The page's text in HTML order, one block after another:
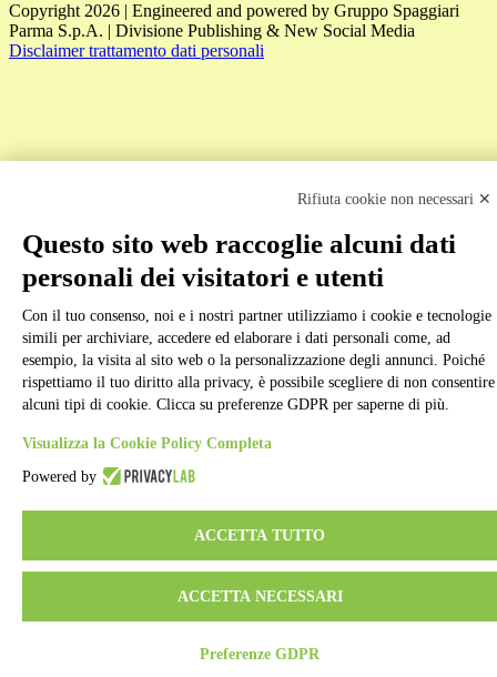
Copyright 2026 | Engineered and powered by Gruppo Spaggiari
Parma S.p.A. | Divisione Publishing & New Social Media
Disclaimer trattamento dati personali
Rifiuta cookie non necessari ✕
Questo sito web raccoglie alcuni dati
personali dei visitatori e utenti
Con il tuo consenso, noi e i nostri partner utilizziamo i cookie e tecnologie
simili per archiviare, accedere ed elaborare i dati personali come, ad
esempio, la visita al sito web o la personalizzazione degli annunci. Poiché
rispettiamo il tuo diritto alla privacy, è possibile scegliere di non consentire
alcuni tipi di cookie. Clicca su preferenze GDPR per saperne di più.
Visualizza la Cookie Policy Completa
Powered by
ACCETTA TUTTO
ACCETTA NECESSARI
Preferenze GDPR